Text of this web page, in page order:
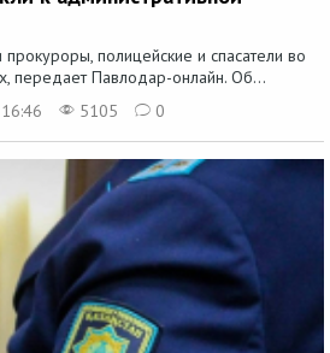
полицейские и спасатели во
передает Павлодар-онлайн. Об...
5105 0